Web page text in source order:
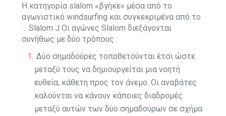
Η κατηγορία slalom «βγήκε» μέσα από το
αγωνιστικό windsurfing και συγκεκριμένα από το
… Slalom J Οι αγώνες Slalom διεξάγονται
συνήθως με δύο τρόπους :
Δύο σημαδούρες τοποθετούνται έτσι ώστε
μεταξύ τους να δημιουργείται μια νοητή
ευθεία, κάθετη προς τον άνεμο. Οι αναβάτες
καλούνται να κάνουν κάποιες διαδρομές
μεταξύ αυτών των δύο σημαδούρων σε σχήμα